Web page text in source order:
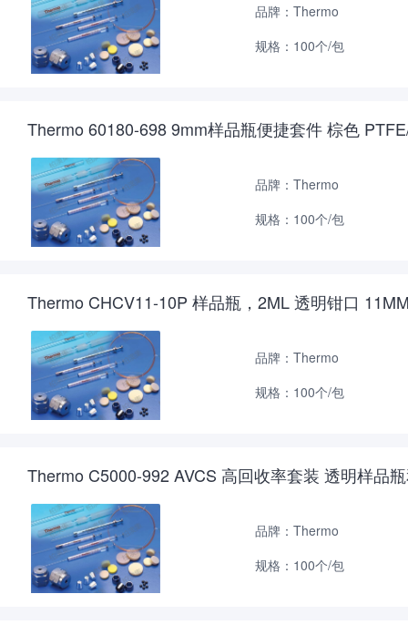
品牌：Thermo
规格：100个/包
Thermo 60180-698 9mm样品瓶便捷套件 棕色
品牌：Thermo
规格：100个/包
Thermo CHCV11-10P 样品瓶，2ML 透明钳口
品牌：Thermo
规格：100个/包
Thermo C5000-992 AVCS 高回收率套装 透明样品
品牌：Thermo
规格：100个/包